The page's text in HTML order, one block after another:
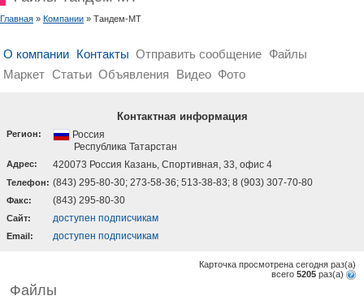
Главная » Компании » Тандем-МТ
О компании Контакты Отправить сообщение Файлы
Маркет Статьи Объявления Видео Фото
Контактная информация
Регион:
Россия
Республика Татарстан
Адрес: 420073 Россия Казань, Спортивная, 33, офис 4
Телефон: (843) 295-80-30; 273-58-36; 513-38-83; 8 (903) 307-70-80
Факс: (843) 295-80-30
Cайт: доступен подписчикам
Email: доступен подписчикам
Карточка просмотрена сегодня раз(a)
всего 5205 раз(a)
Файлы